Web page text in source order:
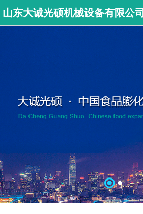
山东大诚光硕机械设备有限公司